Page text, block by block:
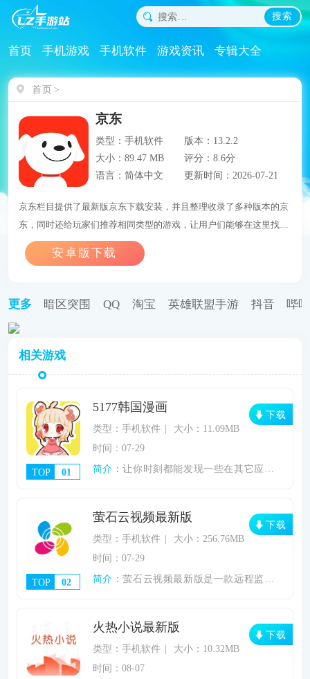
搜索
首页 手机游戏 手机软件 游戏资讯 专辑大全
首页
京东
类型：手机软件
版本：13.2.2
大小：89.47 MB
评分：8.6分
语言：简体中文
更新时间：2026-07-21
京东栏目提供了最新版京东下载安装，并且整理收录了多种版本的京
东，同时还给玩家们推荐相同类型的游戏，让用户们能够在这里找到
自己喜欢的游戏。
更多 暗区突围 QQ 淘宝 英雄联盟手游 抖音 哔
相关游戏
TOP 01
5177韩国漫画
类型：手机软件
大小：11.09MB
时间：07-29
简介：让你时刻都能发现一些在其它应用找不到一些
下载
TOP 02
萤石云视频最新版
类型：手机软件
大小：256.76MB
时间：07-29
简介：萤石云视频最新版是一款远程监控软件，可以
下载
火热小说最新版
类型：手机软件
大小：10.32MB
时间：08-07
下载